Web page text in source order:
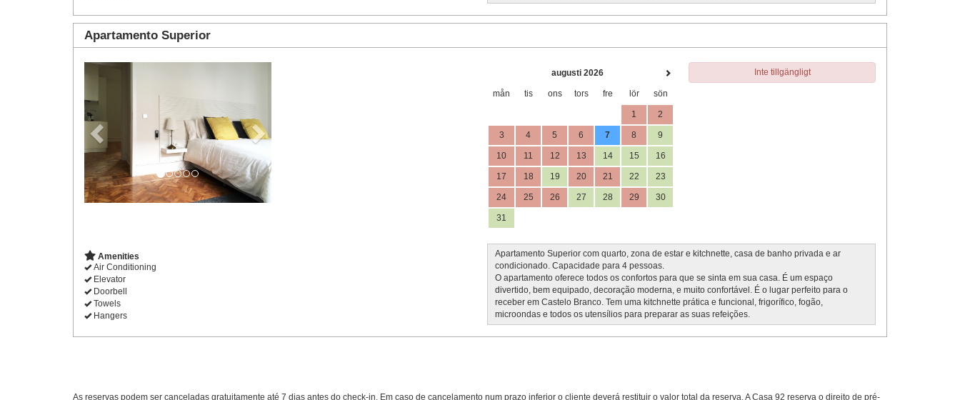
Apartamento Superior
augusti 2026
mån tis ons tors fre lör sön
1 2
3 4 5 6 7 8 9
10 11 12 13 14 15 16
17 18 19 20 21 22 23
24 25 26 27 28 29 30
31
Inte tillgängligt
Amenities
Air Conditioning
Elevator
Doorbell
Towels
Hangers
Apartamento Superior com quarto, zona de estar e kitchnette, casa de banho privada e ar
condicionado. Capacidade para 4 pessoas.
O apartamento oferece todos os confortos para que se sinta em sua casa. É um espaço
divertido, bem equipado, decoração moderna, e muito confortável. É o lugar perfeito para o
receber em Castelo Branco. Tem uma kitchnette prática e funcional, frigorífico, fogão,
microondas e todos os utensílios para preparar as suas refeições.
As reservas podem ser canceladas gratuitamente até 7 dias antes do check-in. Em caso de cancelamento num prazo inferior o cliente deverá restituir o valor total da reserva. A Casa 92 reserva o direito de pré-